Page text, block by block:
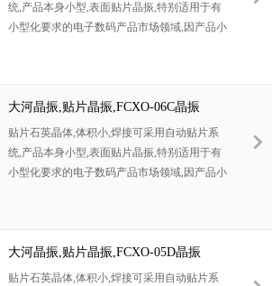
统,产品本身小型,表面贴片晶振,特别适用于有
小型化要求的电子数码产品市场领域,因产品小
品本身可发挥优良的电气特性,满足无铅焊接的
高温回流温度曲线要求
大河晶振,贴片晶振,FCXO-06C晶振
贴片石英晶体,体积小,焊接可采用自动贴片系
统,产品本身小型,表面贴片晶振,特别适用于有
小型化要求的电子数码产品市场领域,因产品小
品本身可发挥优良的电气特性,满足无铅焊接的
高温回流温度曲线要求
大河晶振,贴片晶振,FCXO-05D晶振
贴片石英晶体,体积小,焊接可采用自动贴片系